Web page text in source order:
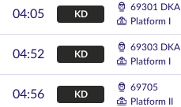
04:05 KD
69301 DKA
Platform I
04:52 KD
69303 DKA
Platform I
04:56 KD
69705
Platform II